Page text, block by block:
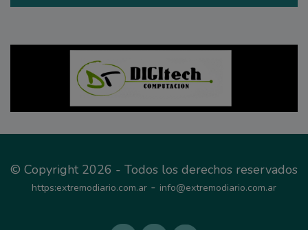
© Copyright 2026 - Todos los derechos reservados
https:extremodiario.com.ar - info@extremodiario.com.ar